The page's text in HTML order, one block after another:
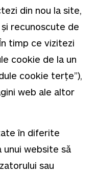
din nou la site,
recunoscute de
timp ce vizitezi
cookie de la un
cookie terțe”),
web ale altor
în diferite
website să
sau